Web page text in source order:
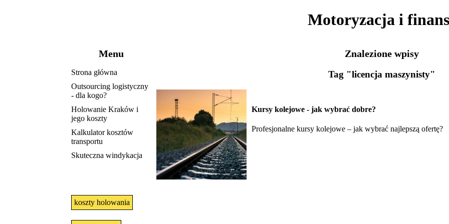
Motoryzacja i
Menu
Strona główna
Outsourcing logistyczny
- dla kogo?
Holowanie Kraków i
jego koszty
Kalkulator kosztów
transportu
Skuteczna windykacja
koszty holowania
Znalezione wpisy
Tag "licencja maszynisty"
Kursy kolejowe - jak wybrać dobre?
Profesjonalne kursy kolejowe – jak wybrać najlepszą ofertę?